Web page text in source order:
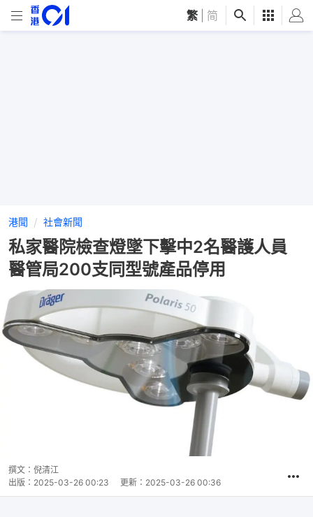
繁 简
港聞 社會新聞
私家醫院檢查燈墜下擊中2名醫護人員
醫管局200支同型號產品停用
撰文： 倪清江
出版： 2025-03-26 00:23 更新： 2025-03-26 00:36